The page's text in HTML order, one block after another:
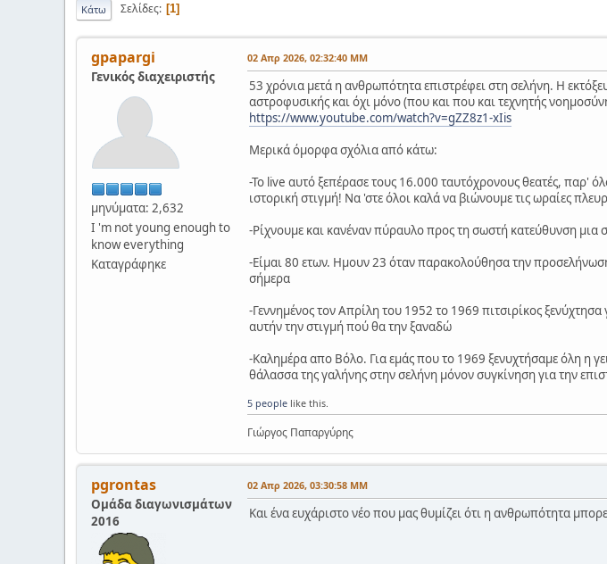
Κάτω Σελίδες 1
gpapargi
Γενικός διαχειριστής
μηνύματα: 2,632
I 'm not young enough to
know everything
Καταγράφηκε
02 Απρ 2026, 02:32:40 ΜΜ
53 χρόνια μετά η ανθρωπότητα επιστρέφει στη σελήνη. Η
αστροφυσικής και όχι μόνο (που και που και τεχνητής
https://www.youtube.com/watch?v=gZZ8z1-xIis
Μερικά όμορφα σχόλια από κάτω:
-Το live αυτό ξεπέρασε τους 16.000 ταυτόχρονους θεατές, παρ'
ιστορική στιγμή! Να 'στε όλοι καλά να βιώνουμε τις ωραίες
-Ρίχνουμε και κανέναν πύραυλο προς τη σωστή κατεύθυνση μια
-Είμαι 80 ετων. Ημουν 23 όταν παρακολούθησα την
σήμερα
-Γεννημένος τον Απρίλη του 1952 το 1969 πιτσιρίκος
αυτήν την στιγμή πού θα την ξαναδώ
-Καλημέρα απο Βόλο. Για εμάς που το 1969 ξενυχτήσαμε όλη η
θάλασσα της γαλήνης στην σελήνη μόνον συγκίνηση για την
5 people like this.
Γιώργος Παπαργύρης
pgrontas
Ομάδα διαγωνισμάτων
2016
02 Απρ 2026, 03:30:58 ΜΜ
Και ένα ευχάριστο νέο που μας θυμίζει ότι η ανθρωπότητα